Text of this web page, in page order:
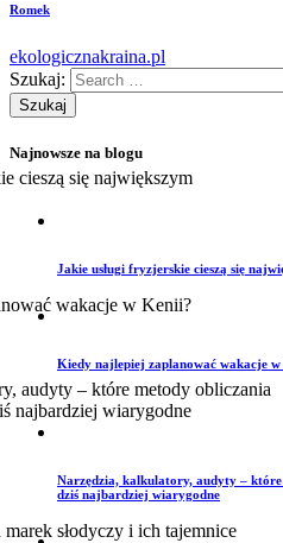
Romek
ekologicznakraina.pl
Szukaj:
Najnowsze na blogu
Jakie usługi fryzjerskie cieszą się
Kiedy najlepiej zaplanować wakacje
Narzędzia, kalkulatory, audyty – które
dziś najbardziej wiarygodne